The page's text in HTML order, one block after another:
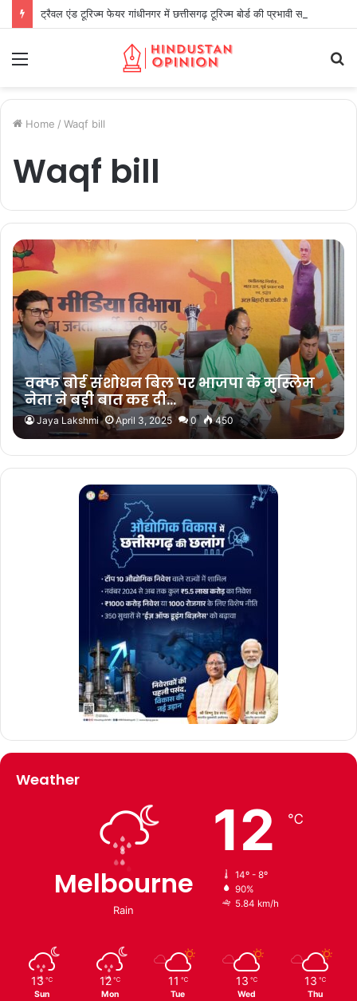
Home / Waqf bill
Waqf bill
वक्फ बोर्ड संशोधन बिल पर भाजपा के मुस्लिम
नेता ने बड़ी बात कह दी…
Jaya Lakshmi April 3, 2025 0 450
Weather
Melbourne
Rain
12 ℃
14º - 8º
90%
5.84 km/h
13 ℃
Sun
12 ℃
Mon
11 ℃
Tue
13 ℃
Wed
13 ℃
Thu